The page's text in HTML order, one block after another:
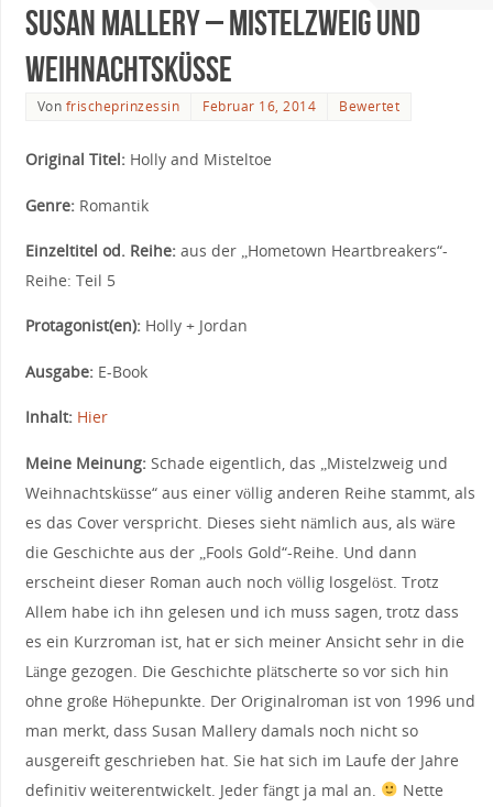
Susan Mallery – Mistelzweig und
Weihnachtsküsse
Von frischeprinzessin Februar 16, 2014 Bewertet
Original Titel: Holly and Misteltoe
Genre: Romantik
Einzeltitel od. Reihe: aus der „Hometown Heartbreakers“-
Reihe: Teil 5
Protagonist(en): Holly + Jordan
Ausgabe: E-Book
Inhalt: Hier
Meine Meinung: Schade eigentlich, das „Mistelzweig und
Weihnachtsküsse“ aus einer völlig anderen Reihe stammt, als
es das Cover verspricht. Dieses sieht nämlich aus, als wäre
die Geschichte aus der „Fools Gold“-Reihe. Und dann
erscheint dieser Roman auch noch völlig losgelöst. Trotz
Allem habe ich ihn gelesen und ich muss sagen, trotz dass
es ein Kurzroman ist, hat er sich meiner Ansicht sehr in die
Länge gezogen. Die Geschichte plätscherte so vor sich hin
ohne große Höhepunkte. Der Originalroman ist von 1996 und
man merkt, dass Susan Mallery damals noch nicht so
ausgereift geschrieben hat. Sie hat sich im Laufe der Jahre
definitiv weiterentwickelt. Jeder fängt ja mal an.
Nette